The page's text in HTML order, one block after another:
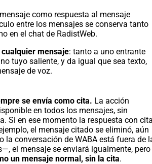
como respuesta al mensaje
entre los mensajes se conserva tanto
en el chat de RadistWeb.
cualquier mensaje: tanto a uno entrante
tuyo saliente, y da igual que sea texto,
de voz.
se envía como cita. La acción
en todos los mensajes, sin
Si en ese momento la respuesta con
el mensaje citado se eliminó, aún
la conversación de WABA está fuera de
el mensaje se enviará igualmente, pero
un mensaje normal, sin la cita.